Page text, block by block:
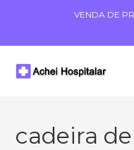
VENDA DE
cadeira